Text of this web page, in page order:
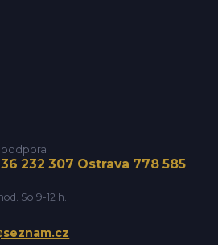
232 307 Ostrava 778 585
So 9-12 h.